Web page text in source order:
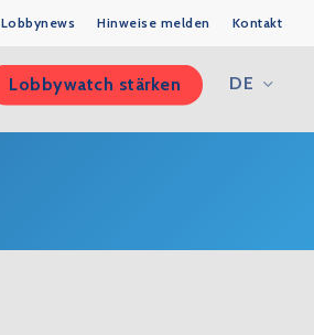
Lobbynews Hinweise melden Kontakt
Lobbywatch stärken DE